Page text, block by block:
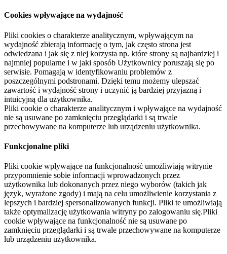
Cookies wpływające na wydajność
Pliki cookies o charakterze analitycznym, wpływającym na
wydajność zbierają informację o tym, jak często strona jest
odwiedzana i jak się z niej korzysta np. które strony są najbardziej i
najmniej popularne i w jaki sposób Użytkownicy poruszają się po
serwisie. Pomagają w identyfikowaniu problemów z
poszczególnymi podstronami. Dzięki temu możemy ulepszać
zawartość i wydajność strony i uczynić ją bardziej przyjazną i
intuicyjną dla użytkownika.
Pliki cookie o charakterze analitycznym i wpływające na wydajność
nie są usuwane po zamknięciu przeglądarki i są trwale
przechowywane na komputerze lub urządzeniu użytkownika.
Funkcjonalne pliki
Pliki cookie wpływające na funkcjonalność umożliwiają witrynie
przypomnienie sobie informacji wprowadzonych przez
użytkownika lub dokonanych przez niego wyborów (takich jak
język, wyrażone zgody) i mają na celu umożliwienie korzystania z
lepszych i bardziej spersonalizowanych funkcji. Pliki te umożliwiają
także optymalizację użytkowania witryny po zalogowaniu się.Pliki
cookie wpływające na funkcjonalność nie są usuwane po
zamknięciu przeglądarki i są trwale przechowywane na komputerze
lub urządzeniu użytkownika.